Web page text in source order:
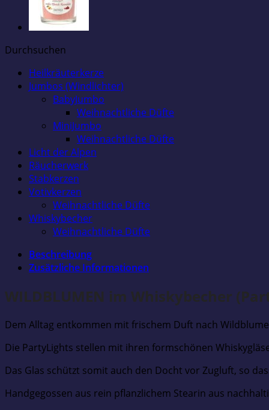
Durchsuchen
Heilkräuterkerze
Jumbos (Windlichter)
BabyJumbo
Weihnachtliche Düfte
MiniJumbo
Weihnachtliche Düfte
Licht der Alpen
Räucherwerk
Stabkerzen
Votivkerzen
Weihnachtliche Düfte
Whiskybecher
Weihnachtliche Düfte
Beschreibung
Zusätzliche Informationen
WILDBLUMEN im Whiskybecher
Dem Alltag entkommen mit frischem Duft nach
Die PartyLights stellen mit ihren formschönen
Das Glas schützt somit auch den Docht vor Zugluft, so
Handgegossen aus rein pflanzlichem Stearin aus